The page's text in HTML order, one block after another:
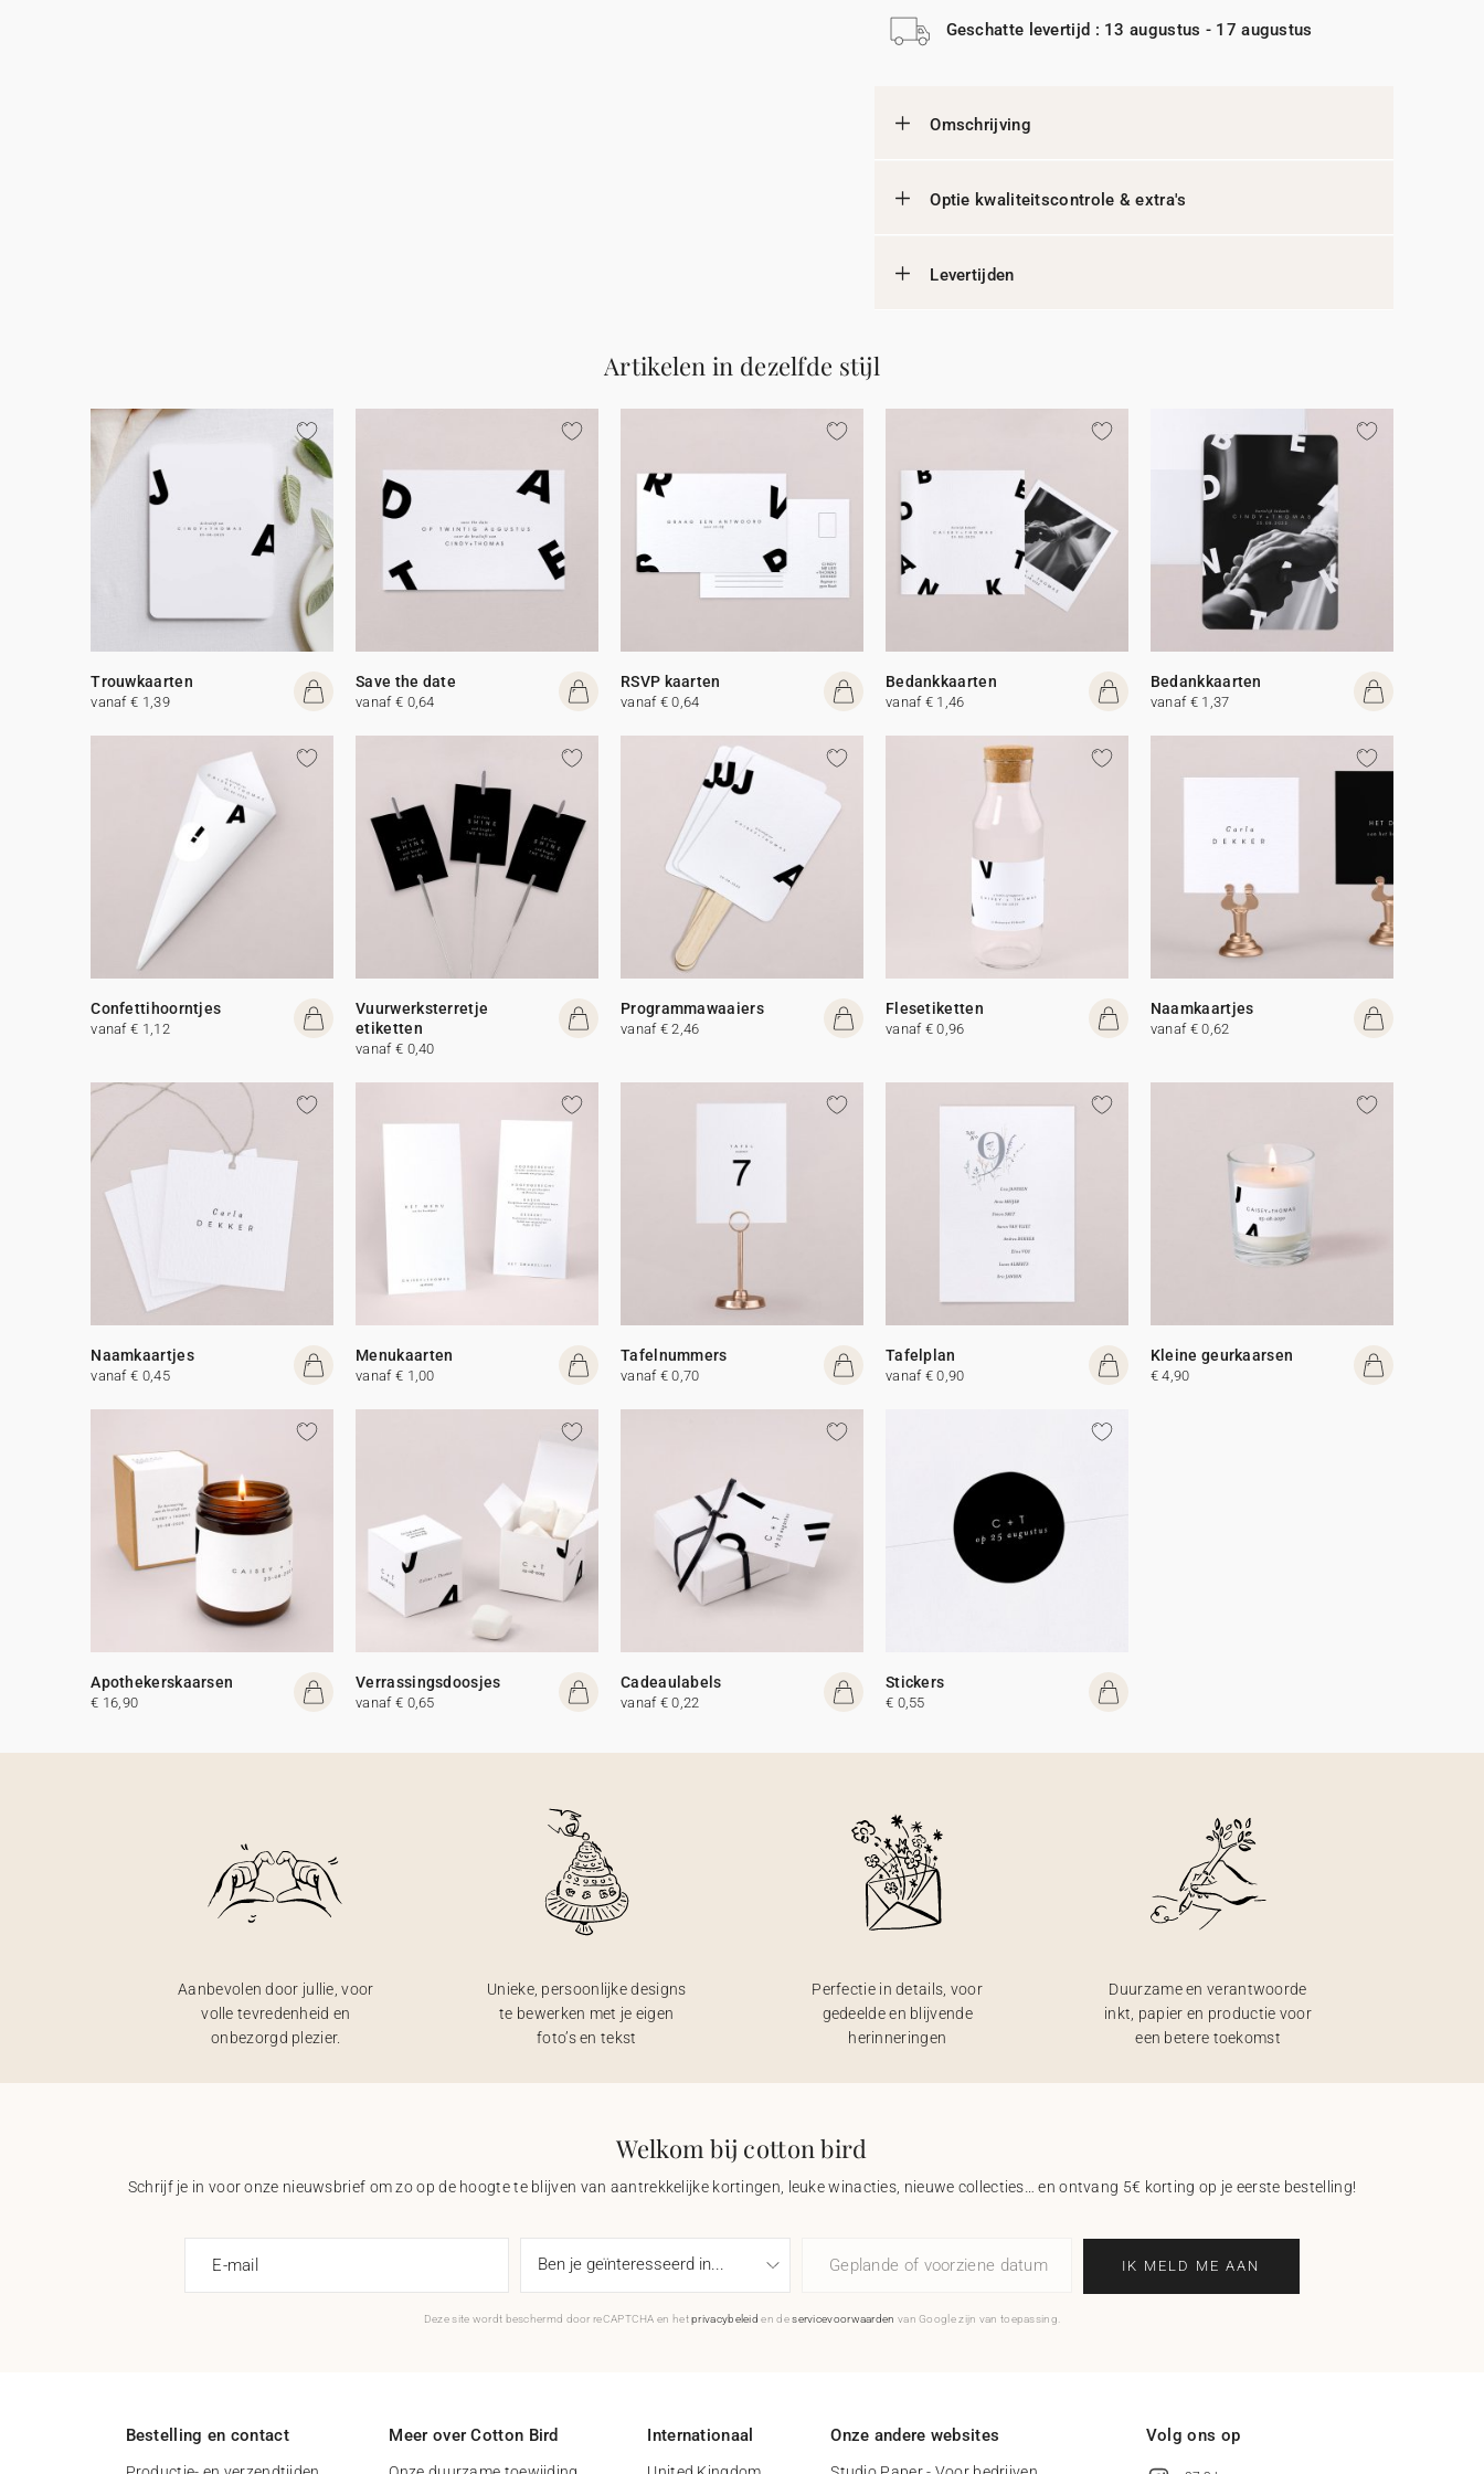
Geschatte levertijd : 13 augustus - 17 augustus
Omschrijving
Optie kwaliteitscontrole & extra's
Levertijden
Artikelen in dezelfde stijl
Trouwkaarten
vanaf € 1,39
Save the date
vanaf € 0,64
RSVP kaarten
vanaf € 0,64
Bedankkaarten
vanaf € 1,46
Bedankkaarten
vanaf € 1,37
Confettihoorntjes
vanaf € 1,12
Vuurwerksterretje
etiketten
vanaf € 0,40
Programmawaaiers
vanaf € 2,46
Flesetiketten
vanaf € 0,96
Naamkaartjes
vanaf € 0,62
Naamkaartjes
vanaf € 0,45
Menukaarten
vanaf € 1,00
Tafelnummers
vanaf € 0,70
Tafelplan
vanaf € 0,90
Kleine geurkaarsen
€ 4,90
Apothekerskaarsen
€ 16,90
Verrassingsdoosjes
vanaf € 0,65
Cadeaulabels
vanaf € 0,22
Stickers
€ 0,55
Aanbevolen door jullie, voor
volle tevredenheid en
onbezorgd plezier.
Unieke, persoonlijke designs
te bewerken met je eigen
foto’s en tekst
Perfectie in details, voor
gedeelde en blijvende
herinneringen
Duurzame en verantwoorde
inkt, papier en productie voor
een betere toekomst
Welkom bij cotton bird
Schrijf je in voor onze nieuwsbrief om zo op de hoogte te blijven van aantrekkelijke kortingen, leuke winacties, nieuwe collecties… en ontvang 5€ korting op je eerste bestelling!
E-mail Geplande of voorziene datum IK MELD ME AAN
Deze site wordt beschermd door reCAPTCHA en hetprivacybeleid en deservicevoorwaarden van Google zijn van toepassing.
Bestelling en contact Meer over Cotton Bird Internationaal Onze andere websites Volg ons op